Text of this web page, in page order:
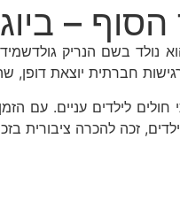
–
קורצ'אק (1878–1942) היה רופא, סופר, ואחד
לילדים עניים. עם